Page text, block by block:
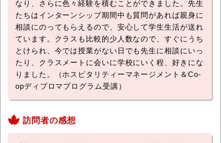
なり、さらに色々経験を積むことができました。先生
たちはインターンシップ期間中も質問があれば親身に
相談にのってもらえるので、安心して学生生活が送れ
ています。クラスも比較的少人数なので、すぐにうち
とけられ、今では授業がない日でも先生に相談にいっ
たり、クラスメートに会いに学校にいく程、好きにな
りました。（ホスピタリティーマネージメント＆Co-
opディプロマプログラム受講）
訪問者の感想